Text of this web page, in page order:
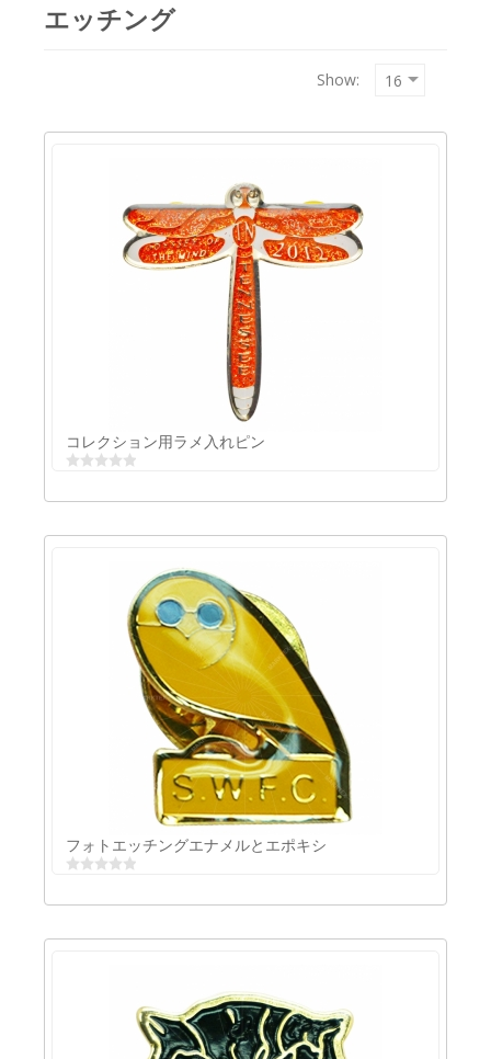
エッチング
Show:
コレクション用ラメ入れピン
コレクション用ラメ入れピン
フォトエッチングエナメルとエポキシ